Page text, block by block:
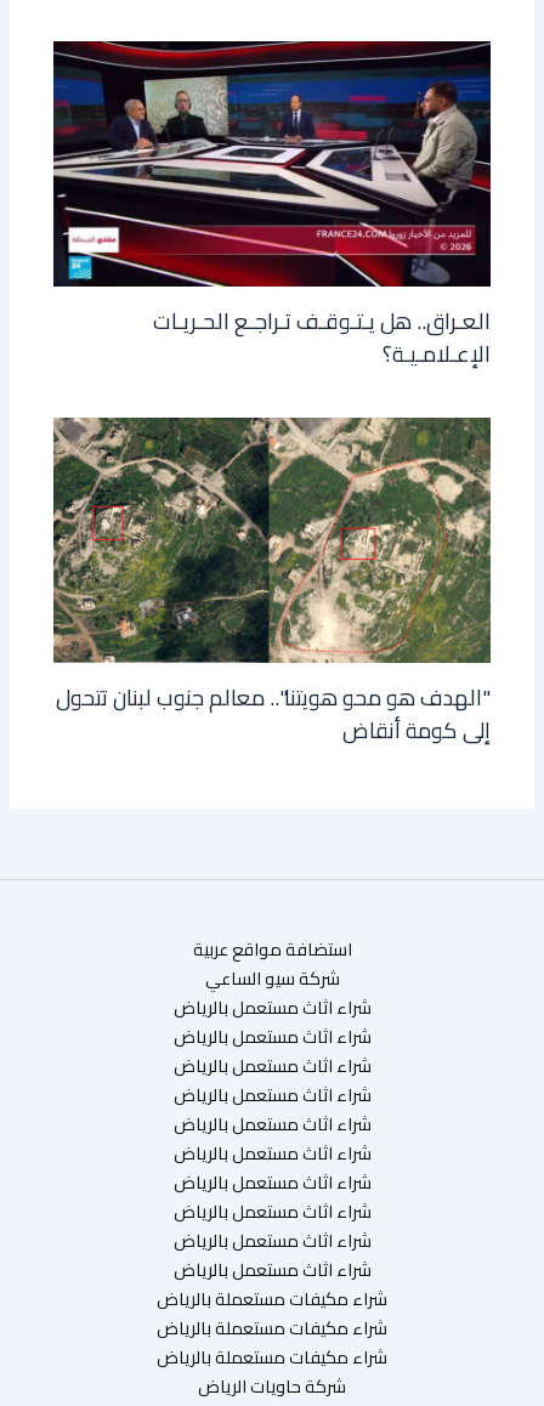
العـراق.. هل يـتـوقـف تـراجـع الحـريـات
الإعـلامـيـة؟
"الهدف هو محو هويتنا".. معالم جنوب لبنان تتحول
إلى كومة أنقاض
استضافة مواقع عربية
شركة سيو الساعي
شراء اثاث مستعمل بالرياض
شراء اثاث مستعمل بالرياض
شراء اثاث مستعمل بالرياض
شراء اثاث مستعمل بالرياض
شراء اثاث مستعمل بالرياض
شراء اثاث مستعمل بالرياض
شراء اثاث مستعمل بالرياض
شراء اثاث مستعمل بالرياض
شراء اثاث مستعمل بالرياض
شراء اثاث مستعمل بالرياض
شراء مكيفات مستعملة بالرياض
شراء مكيفات مستعملة بالرياض
شراء مكيفات مستعملة بالرياض
شركة حاويات الرياض